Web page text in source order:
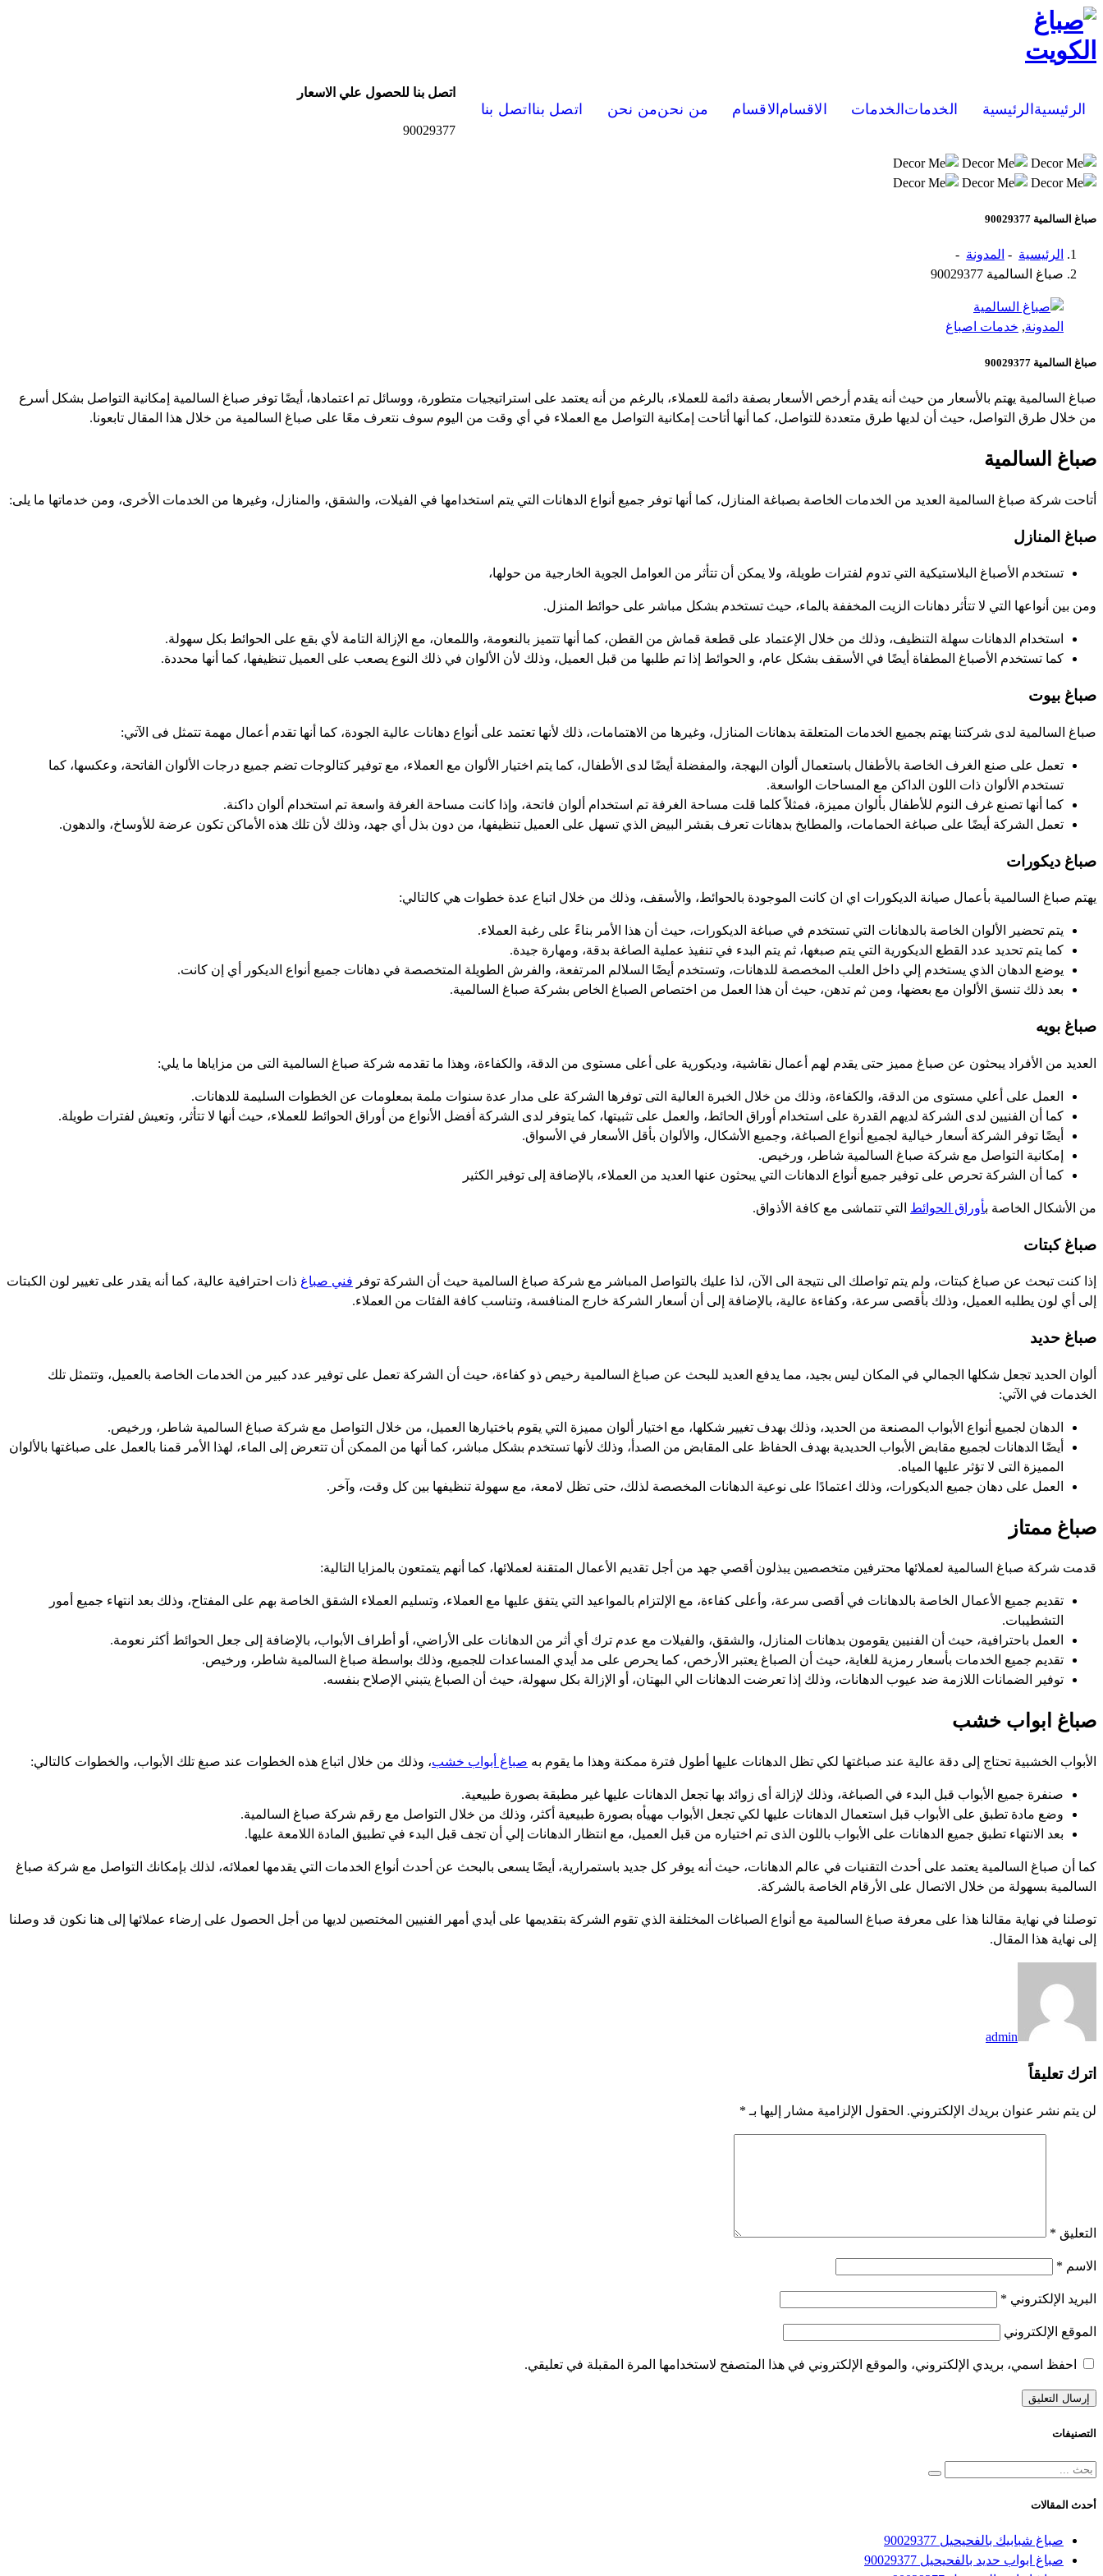
Skip
content
الرئيسيةالرئيسية الخدماتالخدمات الاقسامالاقسام من نحنمن نحن اتصل بنااتصل بنا
اتصل بنا للحصول علي الاسعار
90029377
صباغ السالمية 90029377
الرئيسية - المدونة -
صباغ السالمية 90029377
المدونة, خدمات اصباغ
صباغ السالمية 90029377
صباغ السالمية يهتم بالأسعار من حيث أنه يقدم أرخص الأسعار بصفة دائمة للعملاء، بالرغم من أنه يعتمد على استراتيجيات متطورة، ووسائل تم اعتمادها، أيضًا توفر صباغ السالمية إمكانية التواصل بشكل أسرع
من خلال طرق التواصل، حيث أن لديها طرق متعددة للتواصل، كما أنها أتاحت إمكانية التواصل مع العملاء في أي وقت من اليوم سوف نتعرف معًا على صباغ السالمية من خلال هذا المقال تابعونا.
صباغ السالمية
أتاحت شركة صباغ السالمية العديد من الخدمات الخاصة بصباغة المنازل، كما أنها توفر جميع أنواع الدهانات التي يتم استخدامها في الفيلات، والشقق، والمنازل، وغيرها من الخدمات الأخرى، ومن خدماتها ما يلى:
صباغ المنازل
تستخدم الأصباغ البلاستيكية التي تدوم لفترات طويلة، ولا يمكن أن تتأثر من العوامل الجوية الخارجية من حولها،
ومن بين أنواعها التي لا تتأثر دهانات الزيت المخففة بالماء، حيث تستخدم بشكل مباشر على حوائط المنزل.
استخدام الدهانات سهلة التنظيف، وذلك من خلال الإعتماد على قطعة قماش من القطن، كما أنها تتميز بالنعومة، واللمعان، مع الإزالة التامة لأي بقع على الحوائط بكل سهولة.
كما تستخدم الأصباغ المطفاة أيضًا في الأسقف بشكل عام، و الحوائط إذا تم طلبها من قبل العميل، وذلك لأن الألوان في ذلك النوع يصعب على العميل تنظيفها، كما أنها محددة.
صباغ بيوت
صباغ السالمية لدى شركتنا يهتم بجميع الخدمات المتعلقة بدهانات المنازل، وغيرها من الاهتمامات، ذلك لأنها تعتمد على أنواع دهانات عالية الجودة، كما أنها تقدم أعمال مهمة تتمثل فى الآتي:
تعمل على صنع الغرف الخاصة بالأطفال باستعمال ألوان البهجة، والمفضلة أيضًا لدى الأطفال، كما يتم اختيار الألوان مع العملاء، مع توفير كتالوجات تضم جميع درجات الألوان الفاتحة، وعكسها، كما
تستخدم الألوان ذات اللون الداكن مع المساحات الواسعة.
كما أنها تصنع غرف النوم للأطفال بألوان مميزة، فمثلاً كلما قلت مساحة الغرفة تم استخدام ألوان فاتحة، وإذا كانت مساحة الغرفة واسعة تم استخدام ألوان داكنة.
تعمل الشركة أيضًا على صباغة الحمامات، والمطابخ بدهانات تعرف بقشر البيض الذي تسهل على العميل تنظيفها، من دون بذل أي جهد، وذلك لأن تلك هذه الأماكن تكون عرضة للأوساخ، والدهون.
صباغ ديكورات
يهتم صباغ السالمية بأعمال صيانة الديكورات اي ان كانت الموجودة بالحوائط، والأسقف، وذلك من خلال اتباع عدة خطوات هي كالتالي:
يتم تحضير الألوان الخاصة بالدهانات التي تستخدم في صباغة الديكورات، حيث أن هذا الأمر بناءً على رغبة العملاء.
كما يتم تحديد عدد القطع الديكورية التي يتم صبغها، ثم يتم البدء في تنفيذ عملية الصاغة بدقة، ومهارة جيدة.
يوضع الدهان الذي يستخدم إلي داخل العلب المخصصة للدهانات، وتستخدم أيضًا السلالم المرتفعة، والفرش الطويلة المتخصصة في دهانات جميع أنواع الديكور أي إن كانت.
بعد ذلك تنسق الألوان مع بعضها، ومن ثم تدهن، حيث أن هذا العمل من اختصاص الصباغ الخاص بشركة صباغ السالمية.
صباغ بويه
العديد من الأفراد يبحثون عن صباغ مميز حتى يقدم لهم أعمال نقاشية، وديكورية على أعلى مستوى من الدقة، والكفاءة، وهذا ما تقدمه شركة صباغ السالمية التى من مزاياها ما يلي:
العمل على أعلي مستوى من الدقة، والكفاءة، وذلك من خلال الخبرة العالية التى توفرها الشركة على مدار عدة سنوات ملمة بمعلومات عن الخطوات السليمة للدهانات.
كما أن الفنيين لدى الشركة لديهم القدرة على استخدام أوراق الحائط، والعمل على تثبيتها، كما يتوفر لدى الشركة أفضل الأنواع من أوراق الحوائط للعملاء، حيث أنها لا تتأثر، وتعيش لفترات طويلة.
أيضًا توفر الشركة أسعار خيالية لجميع أنواع الصباغة، وجميع الأشكال، والألوان بأقل الأسعار في الأسواق.
إمكانية التواصل مع شركة صباغ السالمية شاطر، ورخيص.
كما أن الشركة تحرص على توفير جميع أنواع الدهانات التي يبحثون عنها العديد من العملاء، بالإضافة إلى توفير الكثير
من الأشكال الخاصة بأوراق الحوائط التي تتماشى مع كافة الأذواق.
صباغ كبتات
إذا كنت تبحث عن صباغ كبتات، ولم يتم تواصلك الى نتيجة الى الآن، لذا عليك بالتواصل المباشر مع شركة صباغ السالمية حيث أن الشركة توفر فني صباغ ذات احترافية عالية، كما أنه يقدر على تغيير لون الكبتات
إلى أي لون يطلبه العميل، وذلك بأقصى سرعة، وكفاءة عالية، بالإضافة إلى أن أسعار الشركة خارج المنافسة، وتناسب كافة الفئات من العملاء.
صباغ حديد
ألوان الحديد تجعل شكلها الجمالي في المكان ليس بجيد، مما يدفع العديد للبحث عن صباغ السالمية رخيص ذو كفاءة، حيث أن الشركة تعمل على توفير عدد كبير من الخدمات الخاصة بالعميل، وتتمثل تلك
الخدمات في الآتي:
الدهان لجميع أنواع الأبواب المصنعة من الحديد، وذلك بهدف تغيير شكلها، مع اختيار ألوان مميزة التي يقوم باختيارها العميل، من خلال التواصل مع شركة صباغ السالمية شاطر، ورخيص.
أيضًا الدهانات لجميع مقابض الأبواب الحديدية بهدف الحفاظ على المقابض من الصدأ، وذلك لأنها تستخدم بشكل مباشر، كما أنها من الممكن أن تتعرض إلى الماء، لهذا الأمر قمنا بالعمل على صباغتها بالألوان
المميزة التى لا تؤثر عليها المياه.
العمل على دهان جميع الديكورات، وذلك اعتمادًا على نوعية الدهانات المخصصة لذلك، حتى تظل لامعة، مع سهولة تنظيفها بين كل وقت، وآخر.
صباغ ممتاز
قدمت شركة صباغ السالمية لعملائها محترفين متخصصين يبذلون أقصي جهد من أجل تقديم الأعمال المتقنة لعملائها، كما أنهم يتمتعون بالمزايا التالية:
تقديم جميع الأعمال الخاصة بالدهانات في أقصى سرعة، وأعلى كفاءة، مع الإلتزام بالمواعيد التي يتفق عليها مع العملاء، وتسليم العملاء الشقق الخاصة بهم على المفتاح، وذلك بعد انتهاء جميع أمور
التشطيبات.
العمل باحترافية، حيث أن الفنيين يقومون بدهانات المنازل، والشقق، والفيلات مع عدم ترك أي أثر من الدهانات على الأراضي، أو أطراف الأبواب، بالإضافة إلى جعل الحوائط أكثر نعومة.
تقديم جميع الخدمات بأسعار رمزية للغاية، حيث أن الصباغ يعتبر الأرخص، كما يحرص على مد أيدي المساعدات للجميع، وذلك بواسطة صباغ السالمية شاطر، ورخيص.
توفير الضمانات اللازمة ضد عيوب الدهانات، وذلك إذا تعرضت الدهانات الي البهتان، أو الإزالة بكل سهولة، حيث أن الصباغ يتبني الإصلاح بنفسه.
صباغ ابواب خشب
الأبواب الخشبية تحتاج إلى دقة عالية عند صباغتها لكي تظل الدهانات عليها أطول فترة ممكنة وهذا ما يقوم به صباغ أبواب خشب، وذلك من خلال اتباع هذه الخطوات عند صبغ تلك الأبواب، والخطوات كالتالي:
صنفرة جميع الأبواب قبل البدء في الصباغة، وذلك لإزالة أى زوائد بها تجعل الدهانات عليها غير مطبقة بصورة طبيعية.
وضع مادة تطبق على الأبواب قبل استعمال الدهانات عليها لكي تجعل الأبواب مهيأه بصورة طبيعية أكثر، وذلك من خلال التواصل مع رقم شركة صباغ السالمية.
بعد الانتهاء تطبق جميع الدهانات على الأبواب باللون الذى تم اختياره من قبل العميل، مع انتظار الدهانات إلي أن تجف قبل البدء في تطبيق المادة اللامعة عليها.
كما أن صباغ السالمية يعتمد على أحدث التقنيات في عالم الدهانات، حيث أنه يوفر كل جديد باستمرارية، أيضًا يسعى بالبحث عن أحدث أنواع الخدمات التي يقدمها لعملائه، لذلك بإمكانك التواصل مع شركة صباغ
السالمية بسهولة من خلال الاتصال على الأرقام الخاصة بالشركة.
توصلنا في نهاية مقالنا هذا على معرفة صباغ السالمية مع أنواع الصباغات المختلفة الذي تقوم الشركة بتقديمها على أيدي أمهر الفنيين المختصين لديها من أجل الحصول على إرضاء عملائها إلى هنا نكون قد وصلنا
إلى نهاية هذا المقال.
admin
اترك تعليقاً
لن يتم نشر عنوان بريدك الإلكتروني. الحقول الإلزامية مشار إليها بـ *
التعليق *
الاسم *
البريد الإلكتروني *
الموقع الإلكتروني
احفظ اسمي، بريدي الإلكتروني، والموقع الإلكتروني في هذا المتصفح لاستخدامها المرة المقبلة في تعليقي.
التصنيفات
أحدث المقالات
صباغ شبابيك بالفحيحيل 90029377
صباغ ابواب حديد بالفحيحيل 90029377